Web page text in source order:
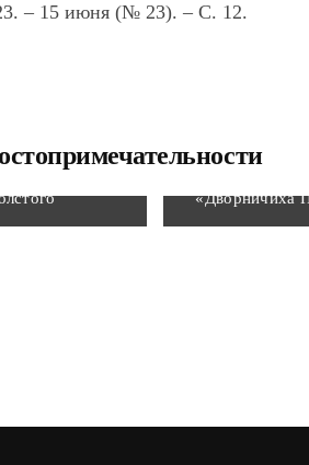
– 15 июня (№ 23). – С. 12.
музей Л. Н.
«Дворничиха